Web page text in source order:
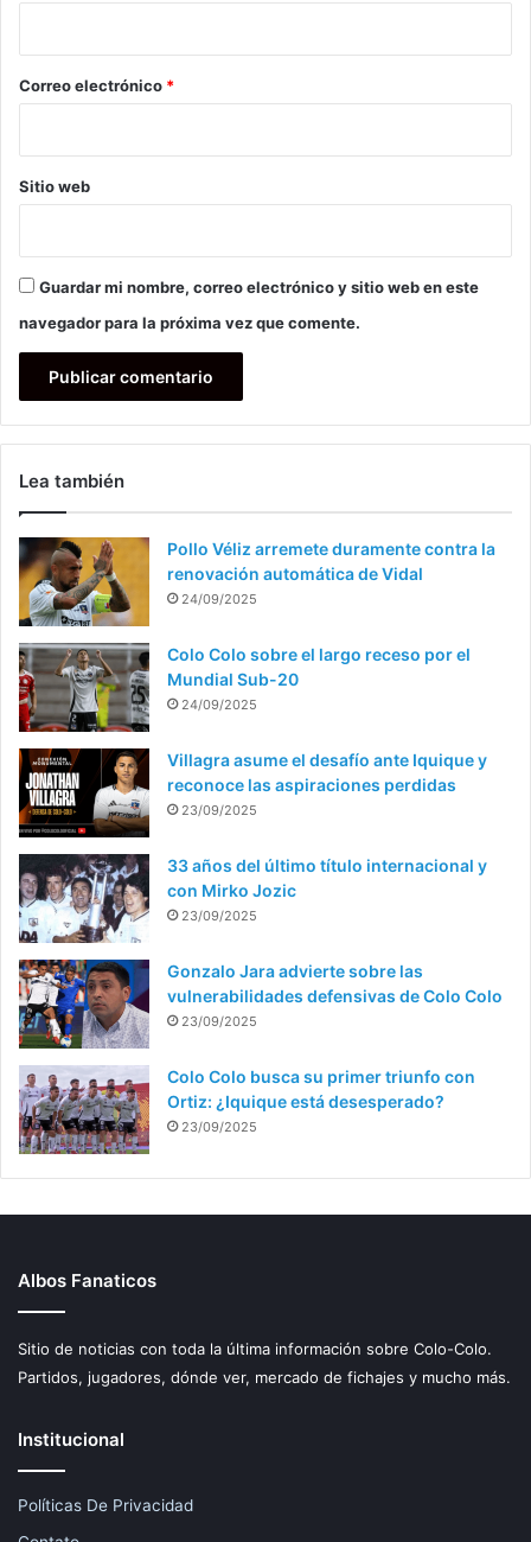
*
Correo electrónico *
Sitio web
Guardar mi nombre, correo electrónico y sitio web en este
navegador para la próxima vez que comente.
Lea también
Pollo Véliz arremete duramente contra la
renovación automática de Vidal
24/09/2025
Colo Colo sobre el largo receso por el
Mundial Sub-20
24/09/2025
Villagra asume el desafío ante Iquique y
reconoce las aspiraciones perdidas
23/09/2025
33 años del último título internacional y
con Mirko Jozic
23/09/2025
Gonzalo Jara advierte sobre las
vulnerabilidades defensivas de Colo Colo
23/09/2025
Colo Colo busca su primer triunfo con
Ortiz: ¿Iquique está desesperado?
23/09/2025
Albos Fanaticos
Sitio de noticias con toda la última información sobre Colo-Colo.
Partidos, jugadores, dónde ver, mercado de fichajes y mucho más.
Institucional
Políticas De Privacidad